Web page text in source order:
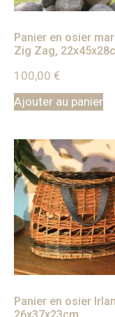
Panier en osier
Zig Zag,
100,00 €
Ajouter au panier
Panier en osier